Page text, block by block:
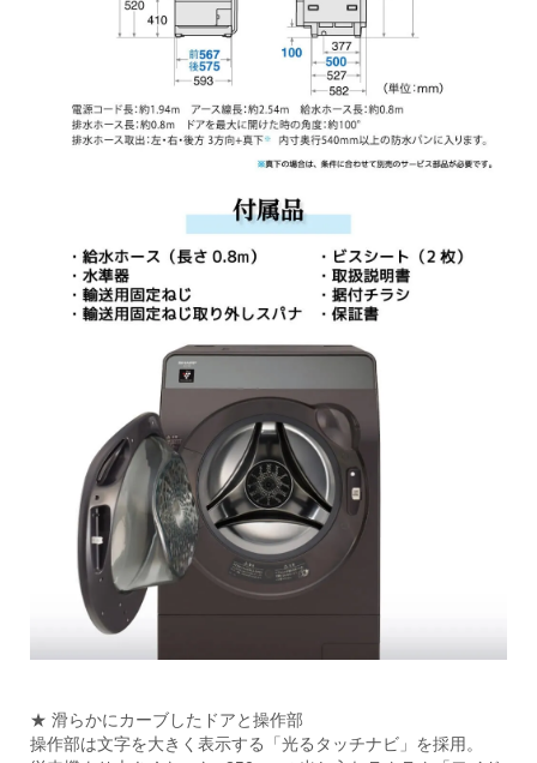
★ 滑らかにカーブしたドアと操作部
操作部は文字を大きく表示する「光るタッチナビ」を採用。